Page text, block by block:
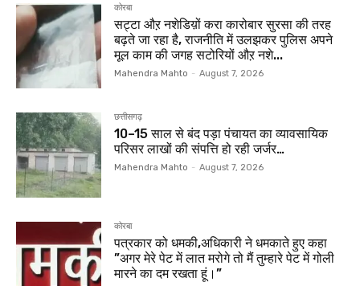
कोरबा
सट्टा औऱ नशेडिय़ों करा कारोबार सुरसा की तरह
बढ़ते जा रहा है, राजनीति में उलझकर पुलिस अपने
मूल काम की जगह सटोरियों औऱ नशे...
Mahendra Mahto - August 7, 2026
छत्तीसगढ़
10–15 साल से बंद पड़ा पंचायत का व्यावसायिक
परिसर लाखों की संपत्ति हो रही जर्जर…
Mahendra Mahto - August 7, 2026
कोरबा
पत्रकार को धमकी,अधिकारी ने धमकाते हुए कहा
”अगर मेरे पेट में लात मरोगे तो मैं तुम्हारे पेट में गोली
मारने का दम रखता हूं।”